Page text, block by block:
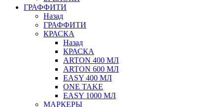
ГРАФФИТИ
Назад
ГРАФФИТИ
КРАСКА
Назад
КРАСКА
ARTON 400 МЛ
ARTON 600 МЛ
EASY 400 МЛ
ONE TAKE
EASY 1000 МЛ
МАРКЕРЫ